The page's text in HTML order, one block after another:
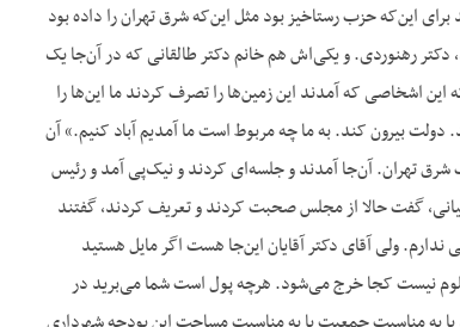
این‌که حزب رستاخیز بود مثل این‌که شرق تهران را داده بود
رهنوردی. و یکی‌اش هم خانم دکتر طالقانی که در آن‌جا یک
اشخاصی که آمدند این زمین‌ها را تصرف کردند ما این‌ها را
بیرون کند. به ما چه مربوط است ما آمدیم آباد کنیم.» آن
تهران. آن‌جا آمدند و جلسه‌ای کردند و نیک‌پی آمد و رئیس
گفت حالا از مجلس صحبت کردند و تعریف کردند، گفتند
ولی آقای دکتر آقایان این‌جا هست اگر مایل هستید
معلوم نیست کجا خرج می‌شود. هرچه پول است شما می‌برید در